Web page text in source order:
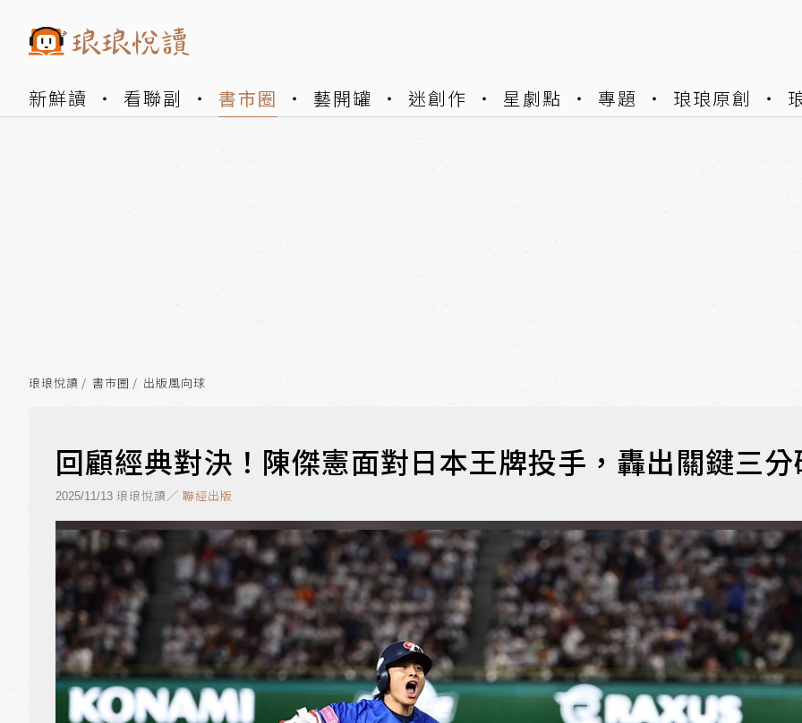
新鮮讀 看聯副 書市圈 藝開罐 迷創作 星劇點 專題 琅琅原創
琅琅悅讀 書市圈 出版風向球
回顧經典對決！陳傑憲面對日本王牌投手，轟出關鍵三
2025/11/13 琅琅悅讀／ 聯經出版